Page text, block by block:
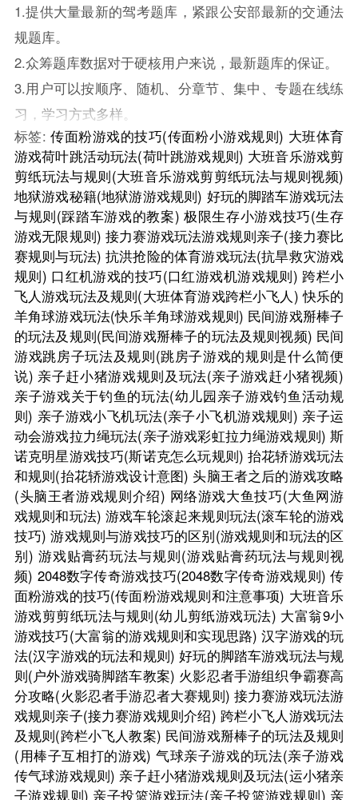
1.提供大量最新的驾考题库，紧跟公安部最新的交通法
规题库。
2.众筹题库数据对于硬核用户来说，最新题库的保证。
3.用户可以按顺序、随机、分章节、集中、专题在线练
习，学习方式多样。
标签: 传面粉游戏的技巧(传面粉小游戏规则) 大班体育
游戏荷叶跳活动玩法(荷叶跳游戏规则) 大班音乐游戏剪
剪纸玩法与规则(大班音乐游戏剪剪纸玩法与规则视频)
地狱游戏秘籍(地狱游游戏规则) 好玩的脚踏车游戏玩法
与规则(踩踏车游戏的教案) 极限生存小游戏技巧(生存
游戏无限规则) 接力赛游戏玩法游戏规则亲子(接力赛比
赛规则与玩法) 抗洪抢险的体育游戏玩法(抗旱救灾游戏
规则) 口红机游戏的技巧(口红游戏机游戏规则) 跨栏小
飞人游戏玩法及规则(大班体育游戏跨栏小飞人) 快乐的
羊角球游戏玩法(快乐羊角球游戏规则) 民间游戏掰棒子
的玩法及规则(民间游戏掰棒子的玩法及规则视频) 民间
游戏跳房子玩法及规则(跳房子游戏的规则是什么简便
说) 亲子赶小猪游戏规则及玩法(亲子游戏赶小猪视频)
亲子游戏关于钓鱼的玩法(幼儿园亲子游戏钓鱼活动规
则) 亲子游戏小飞机玩法(亲子小飞机游戏规则) 亲子运
动会游戏拉力绳玩法(亲子游戏彩虹拉力绳游戏规则) 斯
诺克明星游戏技巧(斯诺克怎么玩规则) 抬花轿游戏玩法
和规则(抬花轿游戏设计意图) 头脑王者之后的游戏攻略
(头脑王者游戏规则介绍) 网络游戏大鱼技巧(大鱼网游
戏规则和玩法) 游戏车轮滚起来规则玩法(滚车轮的游戏
技巧) 游戏规则与游戏技巧的区别(游戏规则和玩法的区
别) 游戏贴膏药玩法与规则(游戏贴膏药玩法与规则视
频) 2048数字传奇游戏技巧(2048数字传奇游戏规则) 传
面粉游戏的技巧(传面粉游戏规则和注意事项) 大班音乐
游戏剪剪纸玩法与规则(幼儿剪纸游戏玩法) 大富翁9小
游戏技巧(大富翁的游戏规则和实现思路) 汉字游戏的玩
法(汉字游戏的玩法和规则) 好玩的脚踏车游戏玩法与规
则(户外游戏骑脚踏车教案) 火影忍者手游组织争霸赛高
分攻略(火影忍者手游忍者大赛规则) 接力赛游戏玩法游
戏规则亲子(接力赛游戏规则介绍) 跨栏小飞人游戏玩法
及规则(跨栏小飞人教案) 民间游戏掰棒子的玩法及规则
(用棒子互相打的游戏) 气球亲子游戏的玩法(亲子游戏
传气球游戏规则) 亲子赶小猪游戏规则及玩法(运小猪亲
子游戏规则) 亲子投篮游戏玩法(亲子投篮游戏规则) 亲